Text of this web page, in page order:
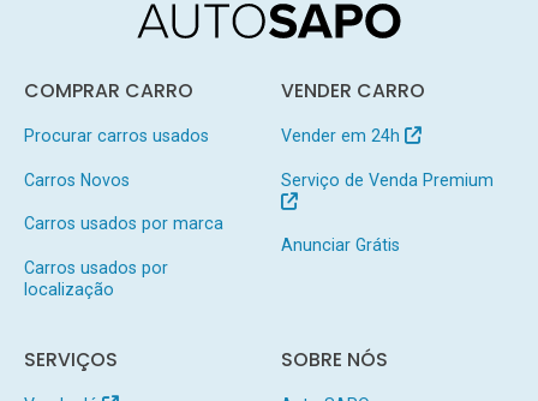
COMPRAR CARRO
Procurar carros usados
Carros Novos
Carros usados por marca
Carros usados por
localização
VENDER CARRO
Vender em 24h
Serviço de Venda Premium
Anunciar Grátis
SERVIÇOS SOBRE NÓS